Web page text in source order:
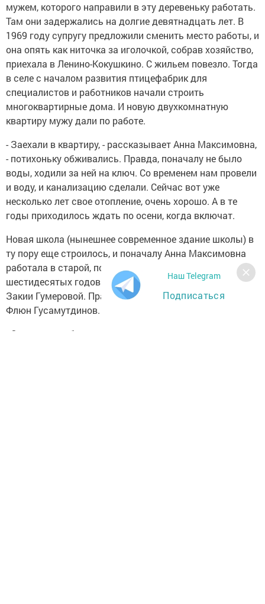
мужем, которого направили в эту деревеньку работать.
Там они задержались на долгие девятнадцать лет. В
1969 году супругу предложили сменить место работы, и
она опять как ниточка за иголочкой, собрав хозяйство,
приехала в Ленино-Кокушкино. С жильем повезло. Тогда
в селе с началом развития птицефабрик для
специалистов и работников начали строить
многоквартирные дома. И новую двухкомнатную
квартиру мужу дали по работе.
- Заехали в квартиру, - рассказывает Анна Максимовна,
- потихоньку обживались. Правда, поначалу не было
воды, ходили за ней на ключ. Со временем нам провели
и воду, и канализацию сделали. Сейчас вот уже
несколько лет свое отопление, очень хорошо. А в те
годы приходилось ждать по осени, когда включат.
Новая школа (нынешнее современное здание школы) в
ту пору еще строилось, и поначалу Анна Максимовна
работала в старой, построенной в начале
шестидесятых годов еще под руководством директора
Закии Гумеровой. Правда, руководил школой уже тогда
Флюн Гусамутдинов.
- Сначала я работала в интернате воспитателем, -
Наш Telegram
Подписаться